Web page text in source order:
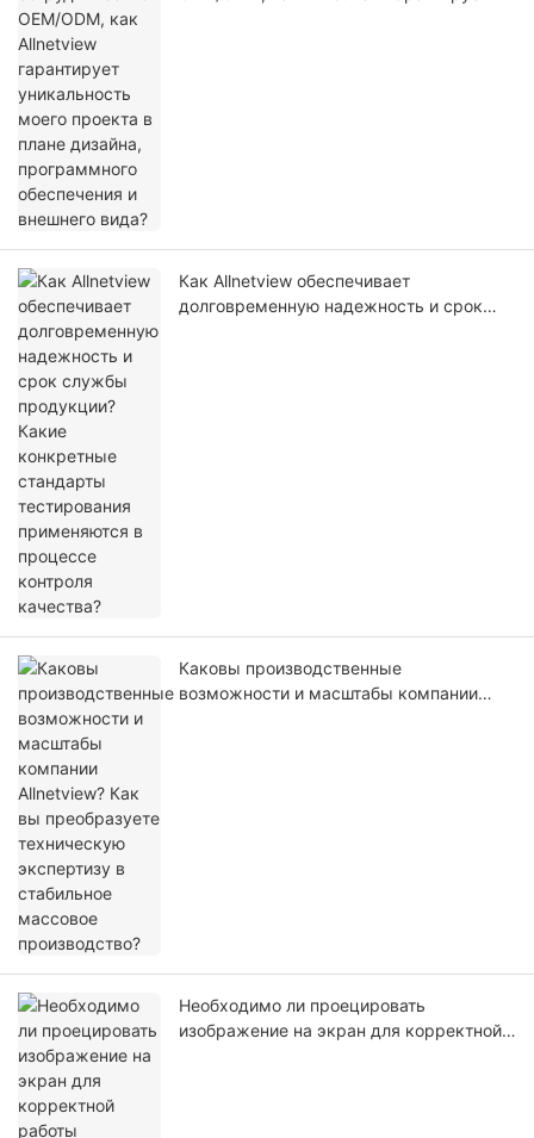
Как Allnetview обеспечивает
долговременную надежность и срок
Каковы производственные
возможности и масштабы компании
Необходимо ли проецировать
изображение на экран для корректной